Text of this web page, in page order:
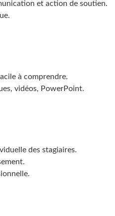
et action de soutien.
à comprendre.
vidéos, PowerPoint.
des stagiaires.